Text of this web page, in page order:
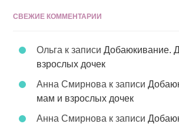
СВЕЖИЕ КОММЕНТАРИИ
Ольга к записиДобаюкивание.
взрослых дочек
Анна Смирнова к записи
мам и взрослых дочек
Анна Смирнова к записи